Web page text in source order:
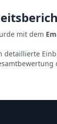
mit dem
detaillierte